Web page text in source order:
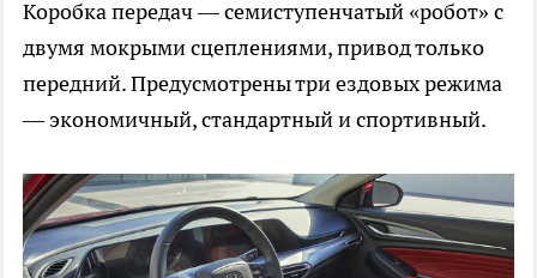
Коробка передач — семиступенчатый «робот» с
двумя мокрыми сцеплениями, привод только
передний. Предусмотрены три ездовых режима
— экономичный, стандартный и спортивный.